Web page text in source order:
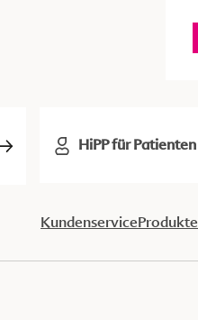
HiPP für Patienten
KundenserviceProdukte